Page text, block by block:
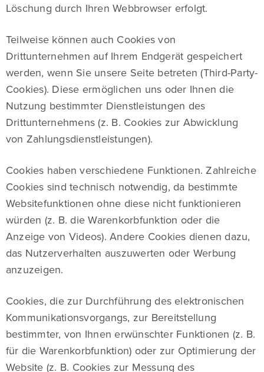
Löschung durch Ihren Webbrowser erfolgt.
Teilweise können auch Cookies von
Drittunternehmen auf Ihrem Endgerät gespeichert
werden, wenn Sie unsere Seite betreten (Third-Party-
Cookies). Diese ermöglichen uns oder Ihnen die
Nutzung bestimmter Dienstleistungen des
Drittunternehmens (z. B. Cookies zur Abwicklung
von Zahlungsdienstleistungen).
Cookies haben verschiedene Funktionen. Zahlreiche
Cookies sind technisch notwendig, da bestimmte
Websitefunktionen ohne diese nicht funktionieren
würden (z. B. die Warenkorbfunktion oder die
Anzeige von Videos). Andere Cookies dienen dazu,
das Nutzerverhalten auszuwerten oder Werbung
anzuzeigen.
Cookies, die zur Durchführung des elektronischen
Kommunikationsvorgangs, zur Bereitstellung
bestimmter, von Ihnen erwünschter Funktionen (z. B.
für die Warenkorbfunktion) oder zur Optimierung der
Website (z. B. Cookies zur Messung des